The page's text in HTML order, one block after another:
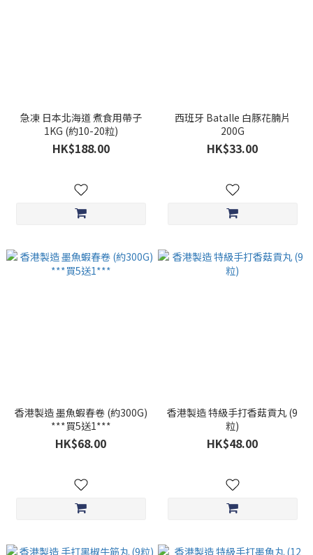
急凍 日本北海道 煮食用帶子
1KG (約10-20粒)
HK$188.00
西班牙 Batalle 白豚花腩片
200G
HK$33.00
香港製造 墨魚蝦春卷 (約300G)
***買5送1***
HK$68.00
香港製造 特級手打香菇貢丸 (9
粒)
HK$48.00